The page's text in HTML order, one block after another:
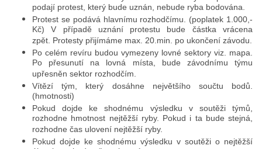
podají protest, který bude uznán, nebude ryba bodována.
Protest se podává hlavnímu rozhodčímu. (poplatek 1.000,-
Kč) V případě uznání protestu bude částka vrácena
zpět. Protesty přijímáme max. 20.min. po ukončení závodu.
Po celém revíru budou vymezeny lovné sektory viz. mapa.
Po přesunutí na lovná místa, bude závodnímu týmu
upřesněn sektor rozhodčím.
Vítězí tým, který dosáhne největšího součtu bodů.
(hmotnosti)
Pokud dojde ke shodnému výsledku v soutěži týmů,
rozhodne hmotnost nejtěžší ryby. Pokud i ta bude stejná,
rozhodne čas ulovení nejtěžší ryby.
Pokud dojde ke shodnému výsledku v soutěži o nejtěžší